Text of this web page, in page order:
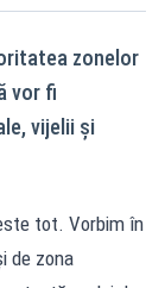
zonelor
vor fi
vijelii și
tot. Vorbim în
de zona